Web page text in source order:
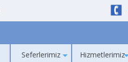
Seferlerimiz Hizmetlerimiz